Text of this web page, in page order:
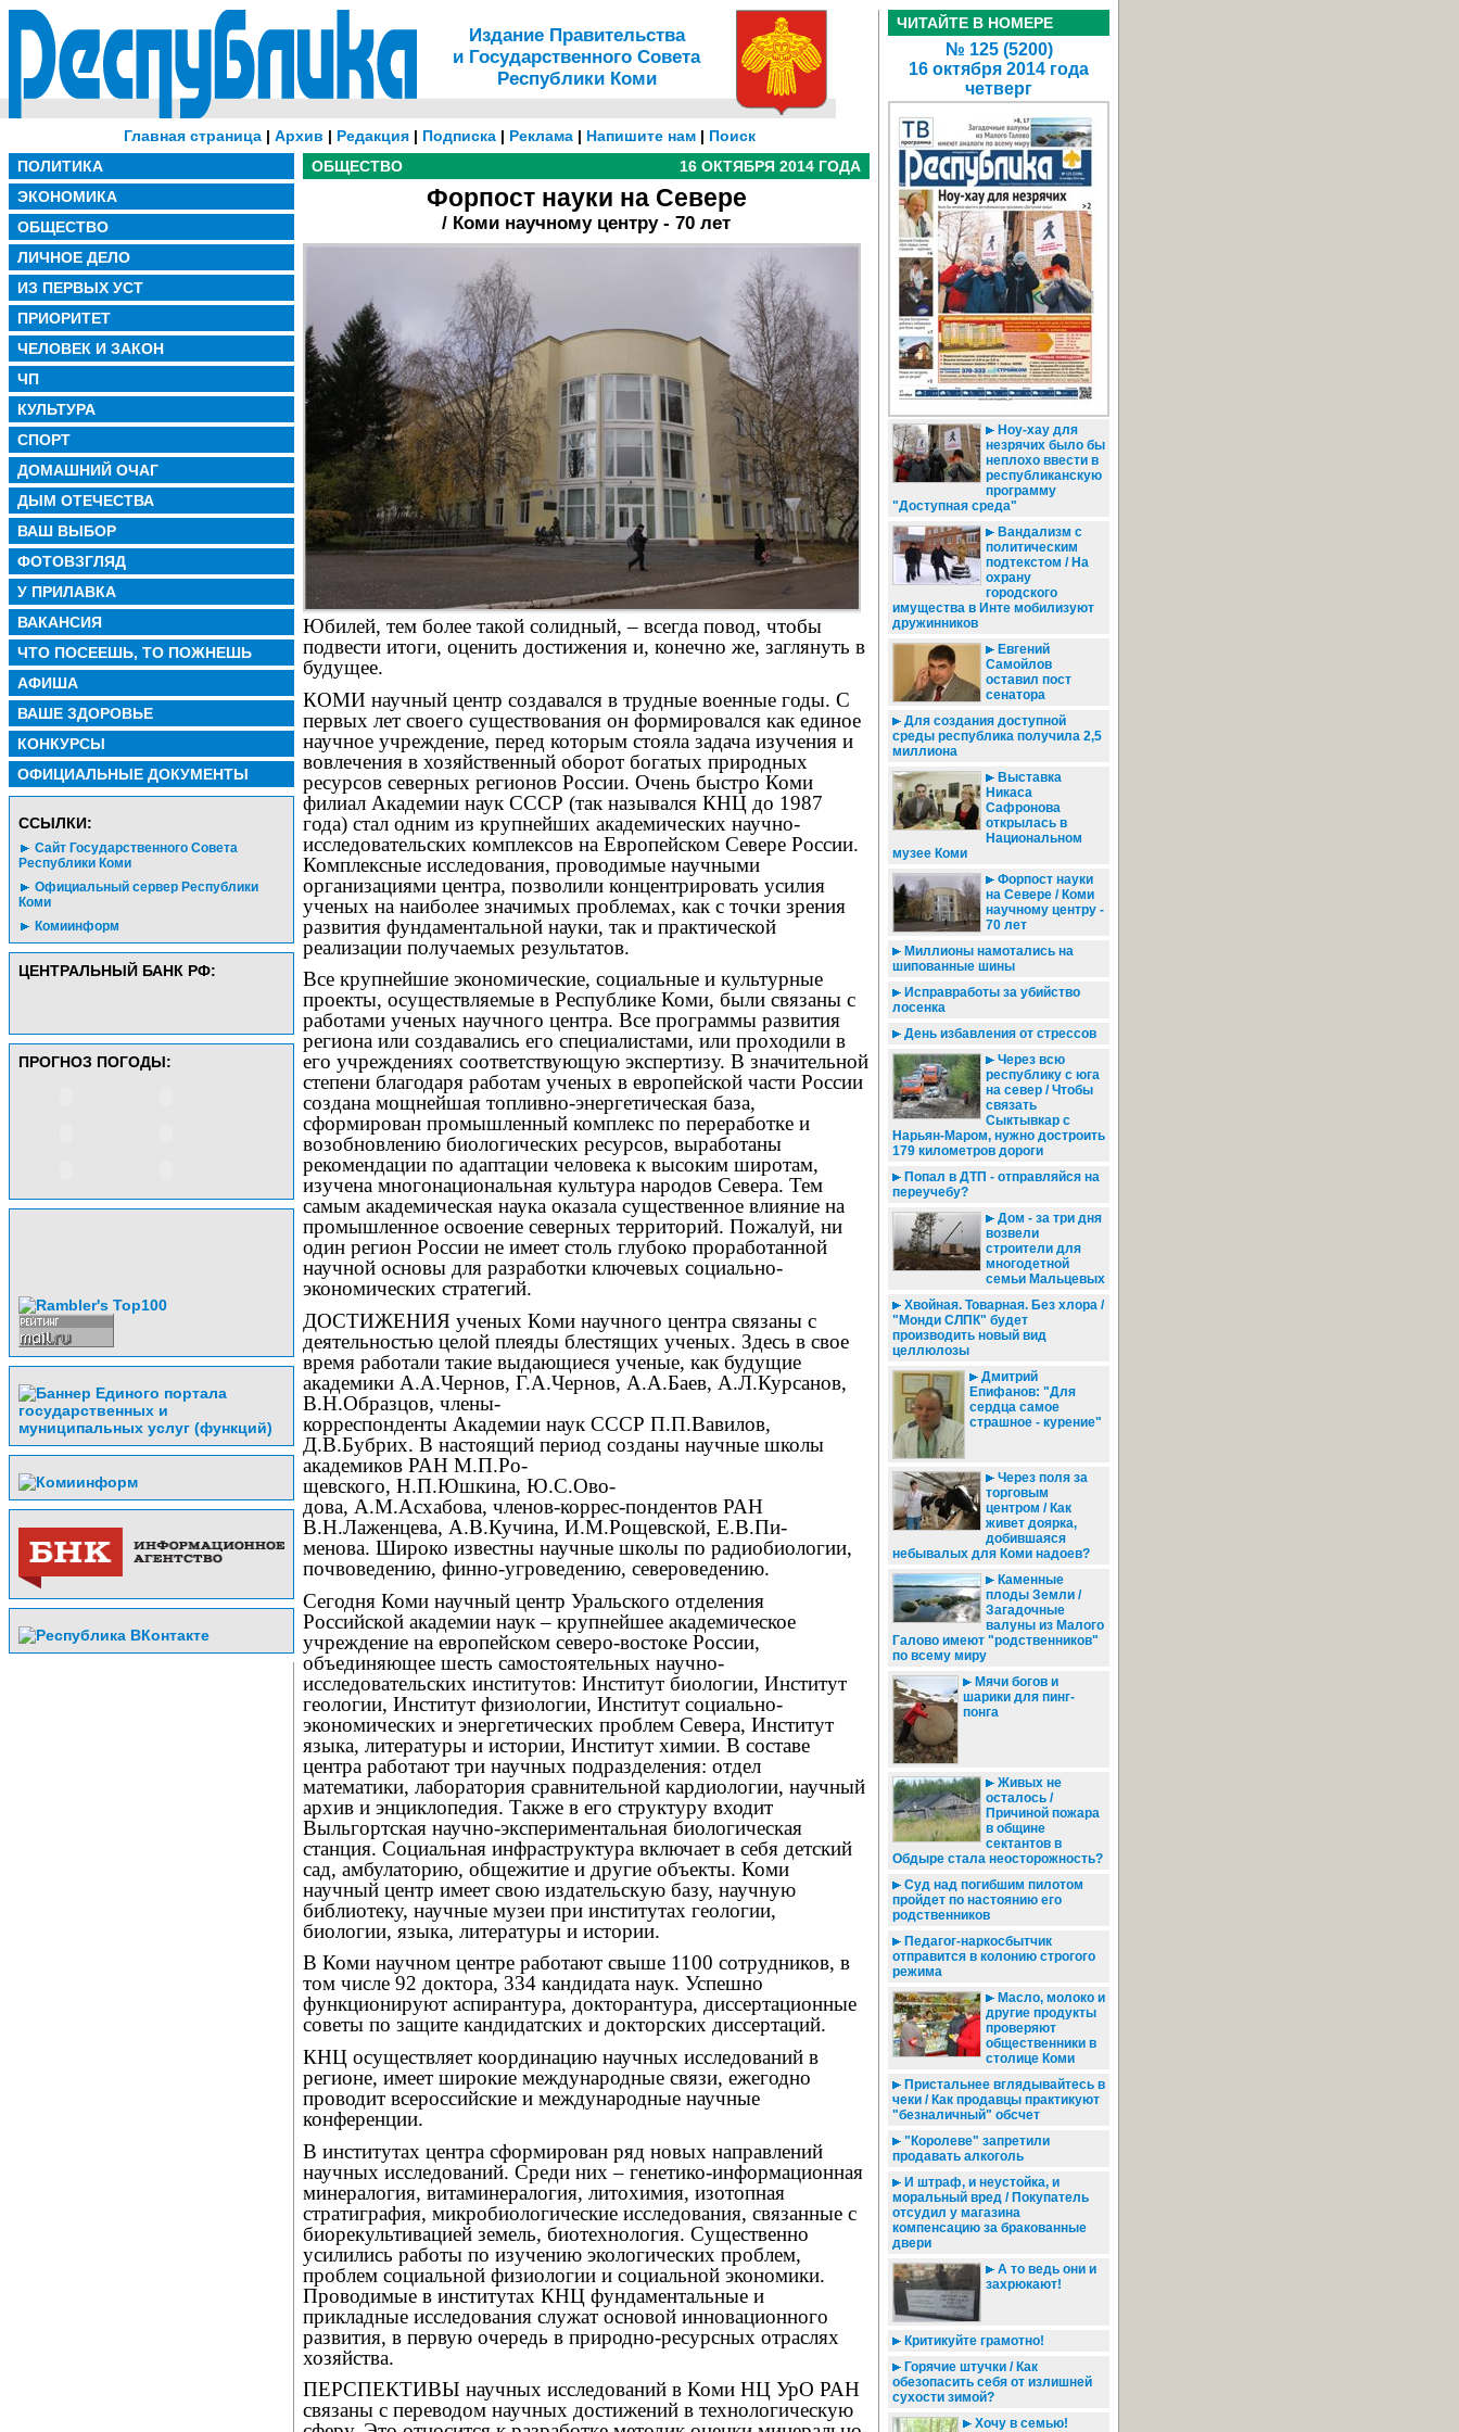
Издание Правительства
и Государственного Совета
Республики Коми
Главная страница| Архив | Редакция| Подписка| Реклама| Напишите нам| Поиск
ПОЛИТИКА
ЭКОНОМИКА
ОБЩЕСТВО
ЛИЧНОЕ ДЕЛО
ИЗ ПЕРВЫХ УСТ
ПРИОРИТЕТ
ЧЕЛОВЕК И ЗАКОН
ЧП
КУЛЬТУРА
СПОРТ
ДОМАШНИЙ ОЧАГ
ДЫМ ОТЕЧЕСТВА
ВАШ ВЫБОР
ФОТОВЗГЛЯД
У ПРИЛАВКА
ВАКАНСИЯ
ЧТО ПОСЕЕШЬ, ТО ПОЖНЕШЬ
АФИША
ВАШЕ ЗДОРОВЬЕ
КОНКУРСЫ
ОФИЦИАЛЬНЫЕ ДОКУМЕНТЫ
CСЫЛКИ:
Сайт Государственного Совета
Республики Коми
Официальный сервер Республики
Коми
Комиинформ
ЦЕНТРАЛЬНЫЙ БАНК РФ:
ПРОГНОЗ ПОГОДЫ:
ОБЩЕСТВО 16 ОКТЯБРЯ 2014 ГОДА
Форпост науки на Севере
/ Коми научному центру - 70 лет
Юбилей, тем более такой солидный, – всегда повод, чтобы
подвести итоги, оценить достижения и, конечно же, заглянуть в
будущее.
КОМИ научный центр создавался в трудные военные годы. С
первых лет своего существования он формировался как единое
научное учреждение, перед которым стояла задача изучения и
вовлечения в хозяйственный оборот богатых природных
ресурсов северных регионов России. Очень быстро Коми
филиал Академии наук СССР (так назывался КНЦ до 1987
года) стал одним из крупнейших академических научно-
исследовательских комплексов на Европейском Севере России.
Комплексные исследования, проводимые научными
организациями центра, позволили концентрировать усилия
ученых на наиболее значимых проблемах, как с точки зрения
развития фундаментальной науки, так и практической
реализации получаемых результатов.
Все крупнейшие экономические, социальные и культурные
проекты, осуществляемые в Республике Коми, были связаны с
работами ученых научного центра. Все программы развития
региона или создавались его специалистами, или проходили в
его учреждениях соответствующую экспертизу. В значительной
степени благодаря работам ученых в европейской части России
создана мощнейшая топливно-энергетическая база,
сформирован промышленный комплекс по переработке и
возобновлению биологических ресурсов, выработаны
рекомендации по адаптации человека к высоким широтам,
изучена многонациональная культура народов Севера. Тем
самым академическая наука оказала существенное влияние на
промышленное освоение северных территорий. Пожалуй, ни
один регион России не имеет столь глубоко проработанной
научной основы для разработки ключевых социально-
экономических стратегий.
ДОСТИЖЕНИЯ ученых Коми научного центра связаны с
деятельностью целой плеяды блестящих ученых. Здесь в свое
время работали такие выдающиеся ученые, как будущие
академики А.А.Чернов, Г.А.Чернов, А.А.Баев, А.Л.Курсанов,
В.Н.Образцов, члены-
корреспонденты Академии наук СССР П.П.Вавилов,
Д.В.Бубрих. В настоящий период созданы научные школы
академиков РАН М.П.Ро-
щевского, Н.П.Юшкина, Ю.С.Ово-
дова, А.М.Асхабова, членов-коррес-пондентов РАН
В.Н.Лаженцева, А.В.Кучина, И.М.Рощевской, Е.В.Пи-
менова. Широко известны научные школы по радиобиологии,
почвоведению, финно-угроведению, североведению.
Сегодня Коми научный центр Уральского отделения
Российской академии наук – крупнейшее академическое
учреждение на европейском северо-востоке России,
объединяющее шесть самостоятельных научно-
исследовательских институтов: Институт биологии, Институт
геологии, Институт физиологии, Институт социально-
экономических и энергетических проблем Севера, Институт
языка, литературы и истории, Институт химии. В составе
центра работают три научных подразделения: отдел
математики, лаборатория сравнительной кардиологии, научный
архив и энциклопедия. Также в его структуру входит
Выльгортская научно-экспериментальная биологическая
станция. Социальная инфраструктура включает в себя детский
сад, амбулаторию, общежитие и другие объекты. Коми
научный центр имеет свою издательскую базу, научную
библиотеку, научные музеи при институтах геологии,
биологии, языка, литературы и истории.
В Коми научном центре работают свыше 1100 сотрудников, в
том числе 92 доктора, 334 кандидата наук. Успешно
функционируют аспирантура, докторантура, диссертационные
советы по защите кандидатских и докторских диссертаций.
КНЦ осуществляет координацию научных исследований в
регионе, имеет широкие международные связи, ежегодно
проводит всероссийские и международные научные
конференции.
В институтах центра сформирован ряд новых направлений
научных исследований. Среди них – генетико-информационная
минералогия, витаминералогия, литохимия, изотопная
стратиграфия, микробиологические исследования, связанные с
биорекультивацией земель, биотехнология. Существенно
усилились работы по изучению экологических проблем,
проблем социальной физиологии и социальной экономики.
Проводимые в институтах КНЦ фундаментальные и
прикладные исследования служат основой инновационного
развития, в первую очередь в природно-ресурсных отраслях
хозяйства.
ПЕРСПЕКТИВЫ научных исследований в Коми НЦ УрО РАН
связаны с переводом научных достижений в технологическую
ЧИТАЙТЕ В НОМЕРЕ
№ 125 (5200)
16 октября 2014 года
четверг
Ноу-хау для
незрячих было бы
неплохо ввести в
республиканскую
программу
"Доступная среда"
Вандализм с
политическим
подтекстом / На
охрану
городского
имущества в Инте мобилизуют
дружинников
Евгений
Самойлов
оставил пост
сенатора
Для создания доступной
среды республика получила 2,5
миллиона
Выставка
Никаса
Сафронова
открылась в
Национальном
музее Коми
Форпост науки
на Севере / Коми
научному центру -
70 лет
Миллионы намотались на
шипованные шины
Исправработы за убийство
лосенка
День избавления от стрессов
Через всю
республику с юга
на север / Чтобы
связать
Сыктывкар с
Нарьян-Маром, нужно достроить
179 километров дороги
Попал в ДТП - отправляйся на
переучебу?
Дом - за три дня
возвели
строители для
многодетной
семьи Мальцевых
Хвойная. Товарная. Без хлора /
"Монди СЛПК" будет
производить новый вид
целлюлозы
Дмитрий
Епифанов: "Для
сердца самое
страшное - курение"
Через поля за
торговым
центром / Как
живет доярка,
добившаяся
небывалых для Коми надоев?
Каменные
плоды Земли /
Загадочные
валуны из Малого
Галово имеют "родственников"
по всему миру
Мячи богов и
шарики для пинг-
понга
Живых не
осталось /
Причиной пожара
в общине
сектантов в
Обдыре стала неосторожность?
Суд над погибшим пилотом
пройдет по настоянию его
родственников
Педагог-наркосбытчик
отправится в колонию строгого
режима
Масло, молоко и
другие продукты
проверяют
общественники в
столице Коми
Пристальнее вглядывайтесь в
чеки / Как продавцы практикуют
"безналичный" обсчет
"Королеве" запретили
продавать алкоголь
И штраф, и неустойка, и
моральный вред / Покупатель
отсудил у магазина
компенсацию за бракованные
двери
А то ведь они и
захрюкают!
Критикуйте грамотно!
Горячие штучки / Как
обезопасить себя от излишней
сухости зимой?
Хочу в семью!